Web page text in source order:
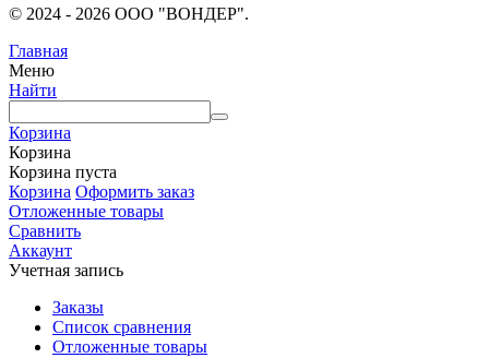
© 2024 - 2026 ООО "ВОНДЕР".
Главная
Меню
Найти
Корзина
Корзина
Корзина пуста
Корзина Оформить заказ
Отложенные товары
Сравнить
Аккаунт
Учетная запись
Заказы
Список сравнения
Отложенные товары